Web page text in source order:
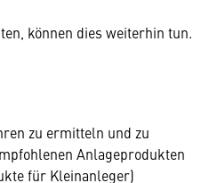
können dies weiterhin tun.
zu ermitteln und zu
Anlageprodukten
für Kleinanleger)